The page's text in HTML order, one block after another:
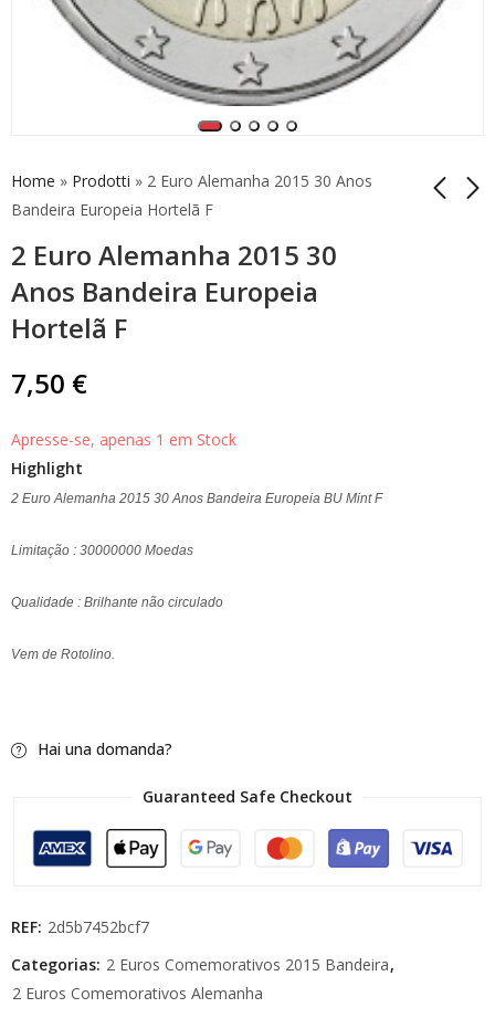
Home » Prodotti » 2 Euro Alemanha 2015 30 Anos
Bandeira Europeia Hortelã F
2 Euro Alemanha 2015 30
Anos Bandeira Europeia
Hortelã F
2 Euro Comemorativo
Alemanha 2014
Niedersachsen Mint G
2 Euro Comemorativo
7,50 €
Apresse-se, apenas 1 em Stock
Highlight
2 Euro Alemanha 2015 30 Anos Bandeira Europeia BU Mint F
Limitação : 30000000 Moedas
Qualidade : Brilhante não circulado
Vem de Rotolino.
Hai una domanda?
Guaranteed Safe Checkout
REF: 2d5b7452bcf7
Categorias: 2 Euros Comemorativos 2015 Bandeira,
2 Euros Comemorativos Alemanha